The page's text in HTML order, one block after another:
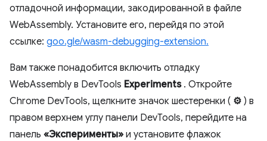
отладочной информации, закодированной в файле
WebAssembly. Установите его, перейдя по этой
ссылке: goo.gle/wasm-debugging-extension.
Вам также понадобится включить отладку
WebAssembly в DevTools Experiments. Откройте
Chrome DevTools, щелкните значок шестеренки ( ⚙ ) в
правом верхнем углу панели DevTools, перейдите на
панель «Эксперименты» и установите флажок